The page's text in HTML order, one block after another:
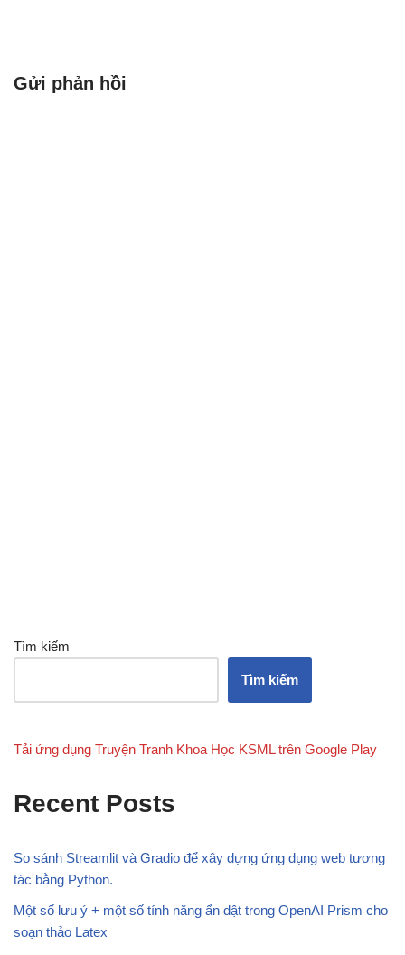
Gửi phản hồi
Tìm kiếm
Tìm kiếm
Tải ứng dụng Truyện Tranh Khoa Học KSML trên Google Play
Recent Posts
So sánh Streamlit và Gradio để xây dựng ứng dụng web tương
tác bằng Python.
Một số lưu ý + một số tính năng ẩn dật trong OpenAI Prism cho
soạn thảo Latex